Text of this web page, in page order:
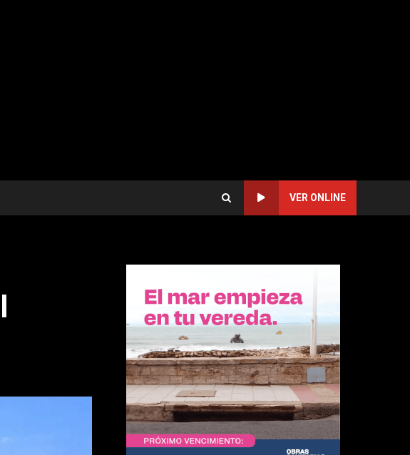
VER ONLINE